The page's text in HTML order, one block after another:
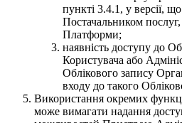
пункті 3.4.1, у версії,
Постачальником послуг,
Платформи;
наявність доступу до
Користувача або
Облікового запису
входу до такого
Використання окремих
може вимагати надання